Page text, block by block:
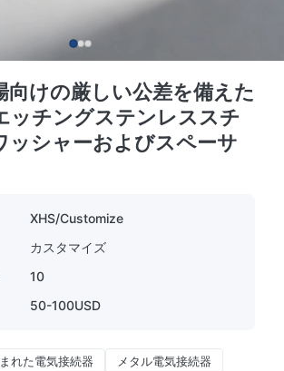
向けの厳しい公差を備えた
ッチングステンレススチ
ッシャーおよびスペーサ
XHS/Customize
カスタマイズ
10
50-100USD
れた電気接続器
メタル電気接続器